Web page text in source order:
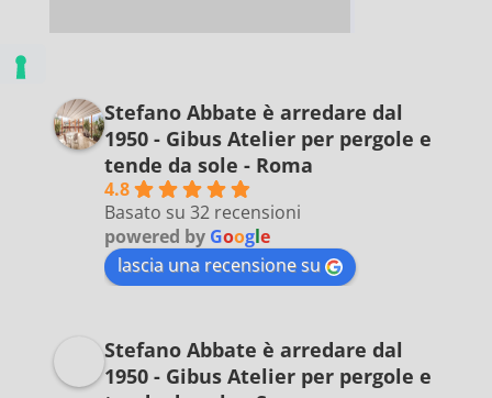
Stefano Abbate è arredare dal
1950 - Gibus Atelier per pergole e
tende da sole - Roma
4.8
Basato su 32 recensioni
powered by Google
lascia una recensione su
Stefano Abbate è arredare dal
1950 - Gibus Atelier per pergole e